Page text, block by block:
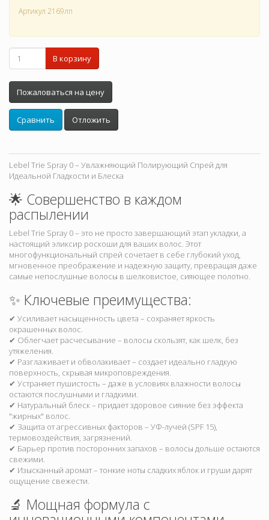
Артикул 2169лп
В корзину
Пожаловаться на цену
Сравнить Отложить
Lebel Trie Spray 0 – Увлажняющий Полирующий Спрей для
Идеальной Гладкости и Блеска
🌟 Совершенство в каждом
распылении
Lebel Trie Spray 0 – это не просто завершающий этап укладки, а
настоящий эликсир роскоши для ваших волос. Этот
многофункциональный спрей сочетает в себе глубокий уход,
мгновенное преображение и надежную защиту, превращая даже
самые непослушные волосы в шелковистое, сияющее полотно.
✨ Ключевые преимущества:
✔ Усиливает насыщенность цвета – сохраняет яркость
окрашенных волос.
✔ Облегчает расчесывание – волосы скользят, как шелк, без
утяжеления.
✔ Разглаживает и обволакивает – создает идеально гладкую
поверхность, скрывая микроповреждения.
✔ Устраняет пушистость – даже в условиях влажности волосы
остаются послушными и гладкими.
✔ Натуральный блеск – придает здоровое сияние без эффекта
"жирных" волос.
✔ Защита от агрессивных факторов – УФ-лучей (SPF 15),
термовоздействия, загрязнений.
✔ Барьер против посторонних запахов – волосы дольше остаются
свежими.
✔ Изысканный аромат – тонкие ноты сладких яблок и груши дарят
ощущение свежести.
🔬 Мощная формула с